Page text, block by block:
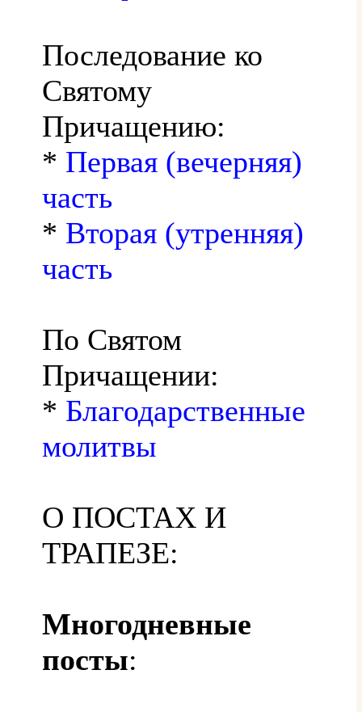
Последование ко
Святому
Причащению:
* Первая (вечерняя)
часть
* Вторая (утренняя)
часть
По Святом
Причащении:
* Благодарственные
молитвы
О ПОСТАХ И
ТРАПЕЗЕ:
Многодневные
посты: